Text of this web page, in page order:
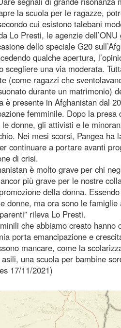
la scuola per le ragazze,
cui esistono talebani
Lo Presti, le agenzie
dello speciale G20
qualche apertura,
scegliere una via moderata.
(come ragazzi che
durante un matrimonio)
è presente in Afghanistan dal
femminile. Dopo la
le donne, gli attivisti e le
Nei mesi scorsi, Pangea ha
continuare a portare avanti
di crisi.
è molto grave per chi
più grave per le nostre
della donna.
donne, ma ora sono le
rileva Lo Presti.
che abbiamo creato
porta emancipazione e
mancare, come la
una scuola per bambine
17/11/2021)